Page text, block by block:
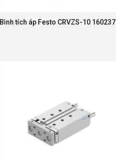
Bình tích áp Festo CRVZS-10 160237